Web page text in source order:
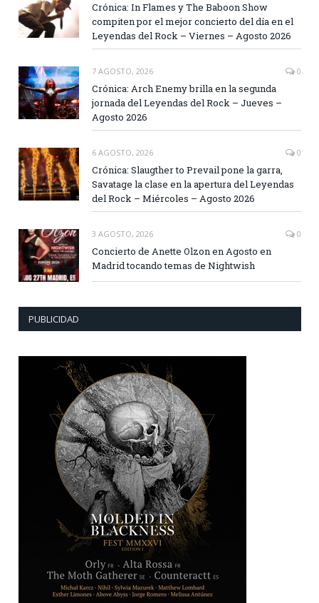
Crónica: In Flames y The Baboon Show
compiten por el mejor concierto del día en el
Leyendas del Rock – Viernes – Agosto 2026
7 AGOSTO, 2026 0
Crónica: Arch Enemy brilla en la segunda
jornada del Leyendas del Rock – Jueves –
Agosto 2026
6 AGOSTO, 2026 0
Crónica: Slaugther to Prevail pone la garra,
Savatage la clase en la apertura del Leyendas
del Rock – Miércoles – Agosto 2026
3 AGOSTO, 2026 0
Concierto de Anette Olzon en Agosto en
Madrid tocando temas de Nightwish
PUBLICIDAD